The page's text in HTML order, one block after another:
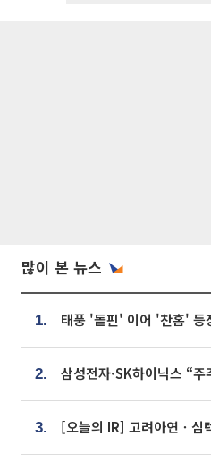
많이 본 뉴스
1.
2. 삼성전자·SK하이닉스 “
3. [오늘의 IR] 고려아연ㆍ심